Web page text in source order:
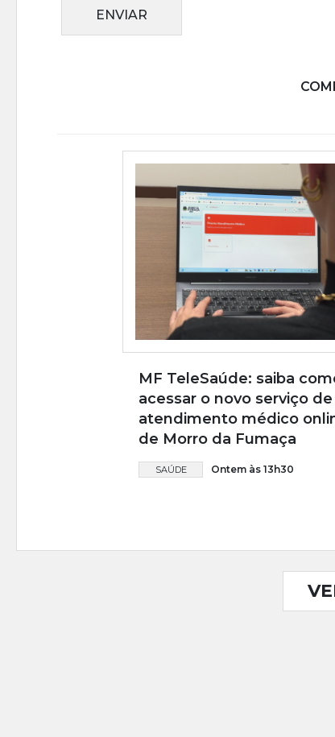
ENVIAR
MF TeleSaúde: saiba
acessar o novo serviço de
atendimento médico
de Morro da Fumaça
SAÚDE Ontem às 13h30